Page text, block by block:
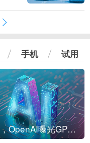
手机 试用
刚刚，OpenAI曝光GPT-6！传10万亿参数，8月强行发布